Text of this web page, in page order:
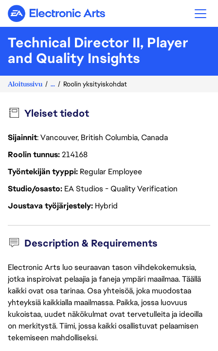
Electronic Arts
Technical Director II, Player
and Quality Insights
Aloitussivu ... Roolin yksityiskohdat
Yleiset tiedot
Sijainnit: Vancouver, British Columbia, Canada
Roolin tunnus214168
Työntekijän tyyppi Regular Employee
Studio/osasto EA Studios - Quality Verification
Joustava työjärjestely Hybrid
Description & Requirements
Electronic Arts luo seuraavan tason viihdekokemuksia,
jotka inspiroivat pelaajia ja faneja ympäri maailmaa. Täällä
kaikki ovat osa tarinaa. Osa yhteisöä, joka muodostaa
yhteyksiä kaikkialla maailmassa. Paikka, jossa luovuus
kukoistaa, uudet näkökulmat ovat tervetulleita ja ideoilla
on merkitystä. Tiimi, jossa kaikki osallistuvat pelaamisen
tekemiseen mahdolliseksi.